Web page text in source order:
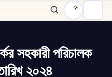
সহকারী পরিচালক
২০২৪